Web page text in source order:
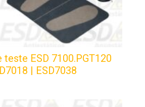
teste ESD 7100.PGT120
| ESD7038